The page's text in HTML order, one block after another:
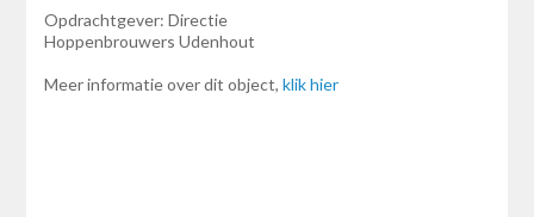
Opdrachtgever: Directie
Hoppenbrouwers Udenhout
Meer informatie over dit object, klik hier